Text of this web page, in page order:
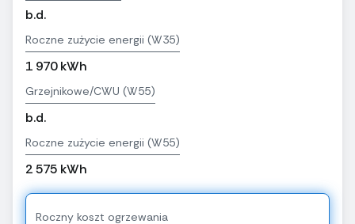
b.d.
Roczne zużycie energii (W35)
1 970 kWh
Grzejnikowe/CWU (W55)
b.d.
Roczne zużycie energii (W55)
2 575 kWh
Roczny koszt ogrzewania